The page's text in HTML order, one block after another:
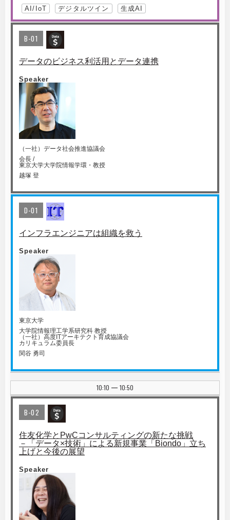
AI/IoT デジタルツイン 生成AI
B-01
データのビジネス利活用とデータ連携
Speaker
（一社）データ社会推進協議会
会長 /
東京大学大学院情報学環・教授
越塚 登
D-01
インフラエンジニアは組織を救う
Speaker
東京大学
大学院情報理工学系研究科 教授
（一社）高度ITアーキテクト育成協議会
カリキュラム委員長
関谷 勇司
10:10 | 10:50
B-02
住友化学とPwCコンサルティングの新たな挑戦
－「データ×技術」による新規事業「Biondo」立ち
上げと今後の展望
Speaker